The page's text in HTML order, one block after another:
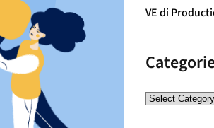
VE di